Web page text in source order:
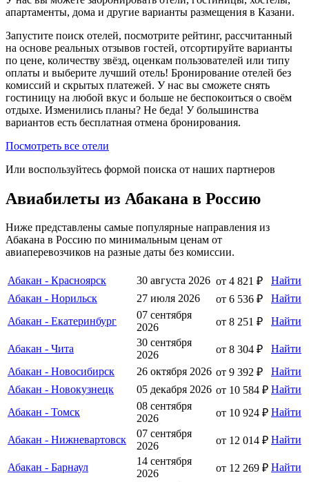
апартаменты, дома и другие варианты размещения в Казани.
Запустите поиск отелей, посмотрите рейтинг, рассчитанный
на основе реальных отзывов гостей, отсортируйте варианты
по цене, количеству звёзд, оценкам пользователей или типу
оплаты и выберите лучший отель! Бронирование отелей без
комиссий и скрытых платежей. У нас вы сможете снять
гостиницу на любой вкус и больше не беспокоиться о своём
отдыхе. Изменились планы? Не беда! У большинства
вариантов есть бесплатная отмена бронирования.
Посмотреть все отели
Или воспользуйтесь формой поиска от наших партнеров
Авиабилеты из Абакана в Россию
Ниже представлены самые популярные направления из
Абакана в Россию по минимальным ценам от
авиаперевозчиков на разные даты без комиссии.
Абакан - Красноярск 30 августа 2026 от 4 821 ₽
Найти
Абакан - Норильск
27 июля 2026 от 6 536 ₽
Найти
Абакан - Екатеринбург
07 сентября
2026
от 8 251 ₽ Найти
Абакан - Чита
30 сентября
2026
от 8 304 ₽
Найти
Абакан - Новосибирск
26 октября 2026 от 9 392 ₽
Найти
Абакан - Новокузнецк
05 декабря 2026 от 10 584 ₽ Найти
Абакан - Томск
08 сентября
2026
от 10 924 ₽ Найти
Абакан - Нижневартовск
07 сентября
2026
от 12 014 ₽ Найти
Абакан - Барнаул
14 сентября
2026
от 12 269 ₽ Найти